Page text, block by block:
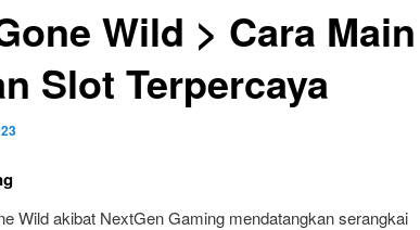
Wild > Cara Main
Slot Terpercaya
Wild akibat NextGen Gaming mendatangkan serangkai